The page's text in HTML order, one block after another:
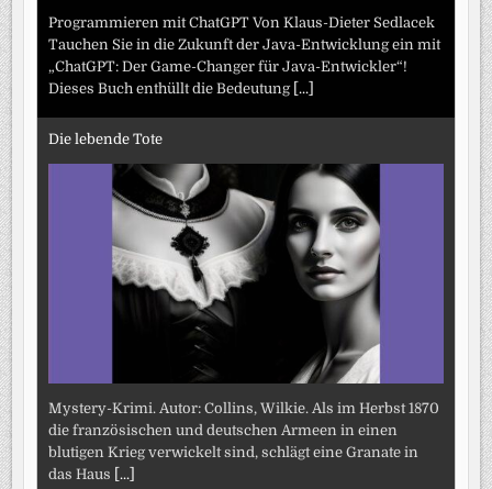
Programmieren mit ChatGPT Von Klaus-Dieter Sedlacek
Tauchen Sie in die Zukunft der Java-Entwicklung ein mit
„ChatGPT: Der Game-Changer für Java-Entwickler“!
Dieses Buch enthüllt die Bedeutung [...]
Die lebende Tote
Mystery-Krimi. Autor: Collins, Wilkie. Als im Herbst 1870
die französischen und deutschen Armeen in einen
blutigen Krieg verwickelt sind, schlägt eine Granate in
das Haus [...]